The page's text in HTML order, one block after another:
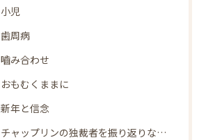
小児
歯周病
嚙み合わせ
おもむくままに
新年と信念
チャップリンの独裁者を振り返りながら